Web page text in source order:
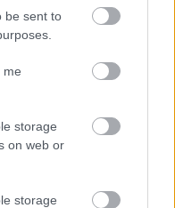
be sent to
me
storage
on web or
storage